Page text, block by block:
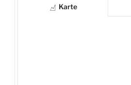
Karte